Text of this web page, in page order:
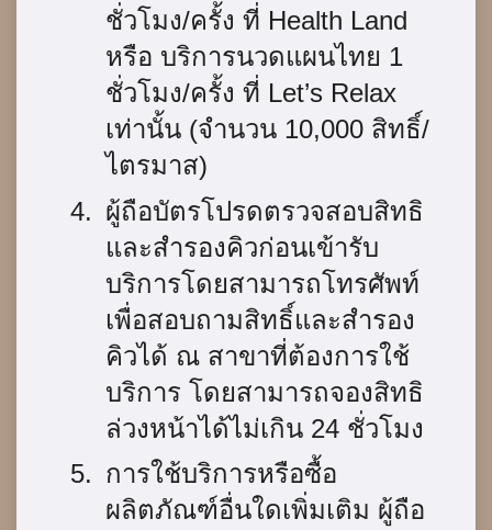
ชั่วโมง/ครั้ง ที่ Health Land
หรือ บริการนวดแผนไทย 1
ชั่วโมง/ครั้ง ที่ Let’s Relax
เท่านั้น (จำนวน 10,000 สิทธิ์/
ไตรมาส)
ผู้ถือบัตรโปรดตรวจสอบสิทธิ
และสำรองคิวก่อนเข้ารับ
บริการโดยสามารถโทรศัพท์
เพื่อสอบถามสิทธิ์และสำรอง
คิวได้ ณ สาขาที่ต้องการใช้
บริการ โดยสามารถจองสิทธิ
ล่วงหน้าได้ไม่เกิน 24 ชั่วโมง
การใช้บริการหรือซื้อ
ผลิตภัณฑ์อื่นใดเพิ่มเติม ผู้ถือ